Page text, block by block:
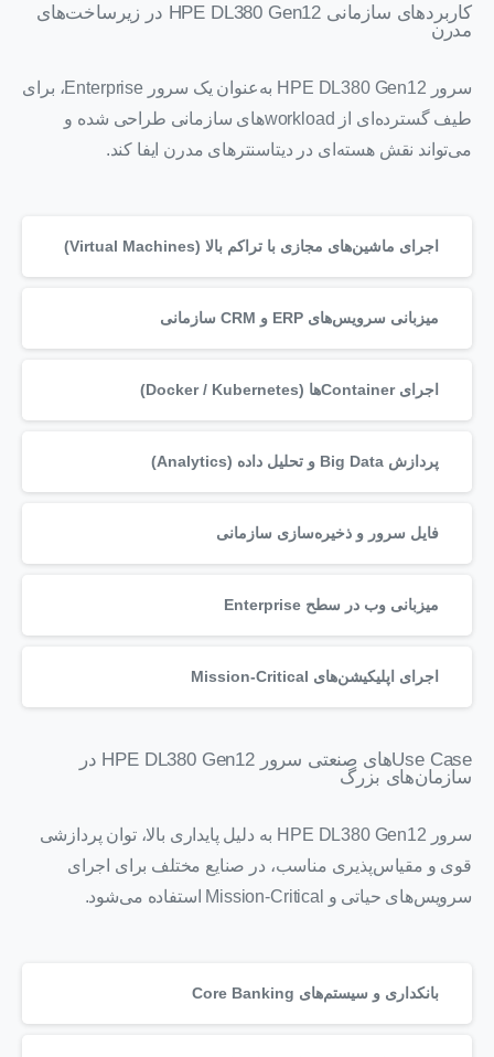
کاربردهای سازمانی HPE DL380 Gen12 در زیرساخت‌های
مدرن
سرور HPE
DL380 Gen12 به‌عنوان یک سرور Enterprise، برای
طیف گسترده‌ای از workloadهای سازمانی طراحی شده و
می‌تواند نقش هسته‌ای در دیتاسنترهای مدرن ایفا کند.
اجرای ماشین‌های مجازی با تراکم بالا (Virtual Machines)
میزبانی سرویس‌های ERP و CRM سازمانی
اجرای Containerها (Docker / Kubernetes)
پردازش Big Data و تحلیل داده (Analytics)
فایل سرور و ذخیره‌سازی سازمانی
میزبانی وب در سطح Enterprise
اجرای اپلیکیشن‌های Mission-Critical
Use Caseهای صنعتی سرور HPE DL380 Gen12 در
سازمان‌های بزرگ
سرور HPE DL380 Gen12 به دلیل پایداری بالا، توان پردازشی
قوی و مقیاس‌پذیری مناسب، در صنایع مختلف برای اجرای
سرویس‌های حیاتی و Mission-Critical استفاده می‌شود.
بانکداری و سیستم‌های Core Banking